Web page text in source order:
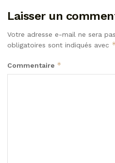
Laisser un
Votre adresse e-mail ne sera
obligatoires sont indiqués avec *
Commentaire *